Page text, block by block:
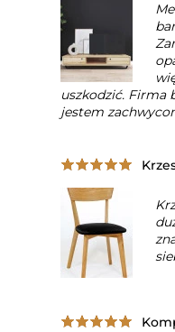
uszkodzić. Firma
jestem